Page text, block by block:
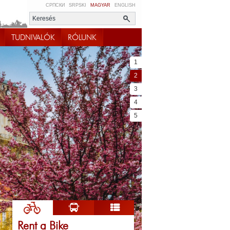
СРПСКИ SRPSKI MAGYAR ENGLISH
TUDNIVALÓK RÓLUNK
1
2
3
4
5
Rent a Bike